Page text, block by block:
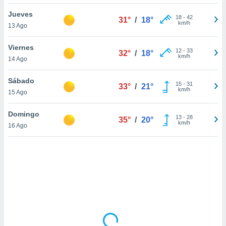
sitio
En
sean
el sitio
ni para
o
Jueves
13 Ago
31° / 18° 18- 42
km/h
Viernes
14 Ago
32° / 18° 12- 33
km/h
Sábado
15 Ago
33° / 21° 15- 31
km/h
Domingo
16 Ago
35° / 20° 13- 28
km/h